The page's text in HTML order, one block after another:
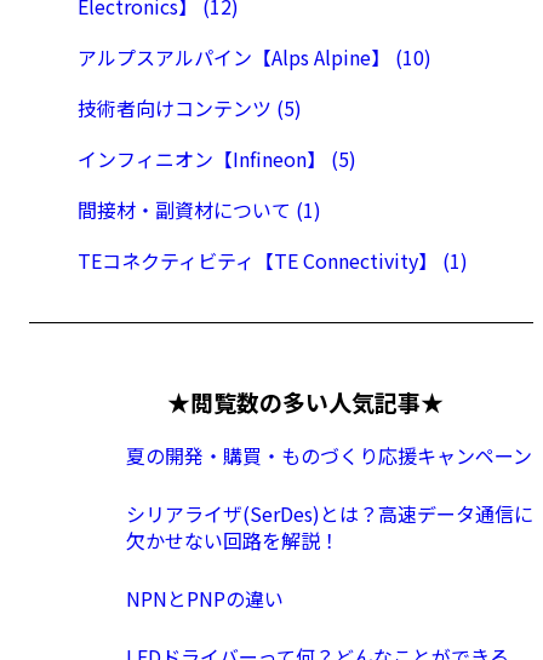
Electronics】 (12)
アルプスアルパイン【Alps Alpine】 (10)
技術者向けコンテンツ (5)
インフィニオン【Infineon】 (5)
間接材・副資材について (1)
TEコネクティビティ【TE Connectivity】 (1)
★閲覧数の多い人気記事★
夏の開発・購買・ものづくり応援キャンペーン
シリアライザ(SerDes)とは？高速データ通信に
欠かせない回路を解説！
NPNとPNPの違い